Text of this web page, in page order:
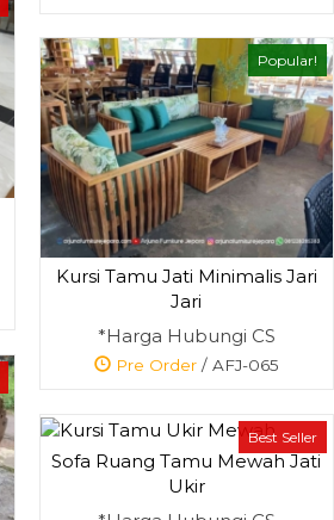
Popular!
Kursi Tamu Jati Minimalis Jari
Jari
*Harga Hubungi CS
Pre Order/ AFJ-065
Best Seller
Sofa Ruang Tamu Mewah Jati
Ukir